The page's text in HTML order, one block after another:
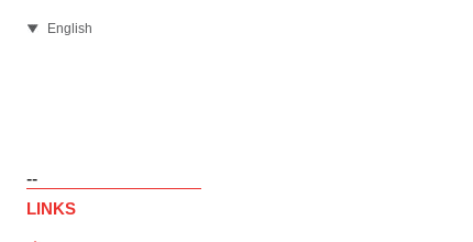
English
--
LINKS